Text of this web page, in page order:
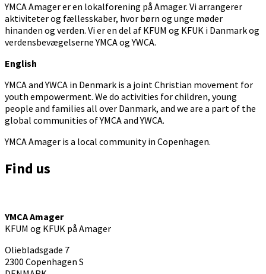
YMCA Amager er en lokalforening på Amager. Vi arrangerer
aktiviteter og fællesskaber, hvor børn og unge møder
hinanden og verden. Vi er en del af KFUM og KFUK i Danmark og
verdensbevægelserne YMCA og YWCA.
English
YMCA and YWCA in Denmark is a joint Christian movement for
youth empowerment. We do activities for children, young
people and families all over Danmark, and we are a part of the
global communities of YMCA and YWCA.
YMCA Amager is a local community in Copenhagen.
Find us
YMCA Amager
KFUM og KFUK på Amager
Oliebladsgade 7
2300 Copenhagen S